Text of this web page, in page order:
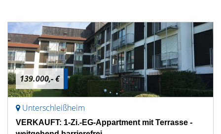
139.000,- €
Unterschleißheim
VERKAUFT: 1-Zi.-EG-Appartment mit Terrasse -